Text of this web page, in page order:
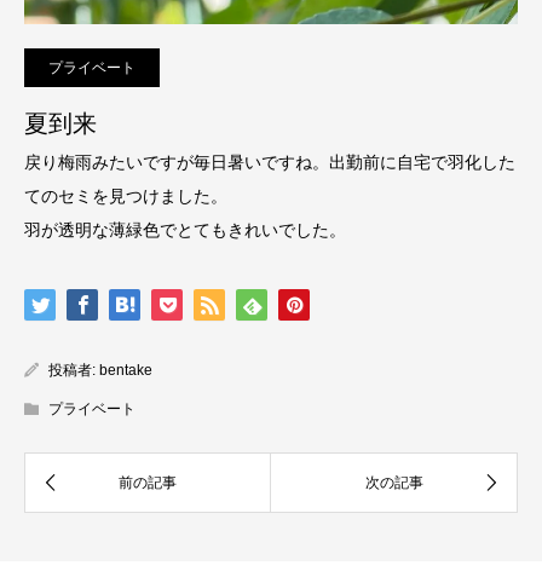
プライベート
夏到来
戻り梅雨みたいですが毎日暑いですね。出勤前に自宅で羽化した
てのセミを見つけました。
羽が透明な薄緑色でとてもきれいでした。
投稿者: bentake
プライベート